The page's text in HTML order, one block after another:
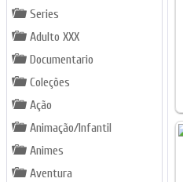
Series
Adulto XXX
Documentario
Coleções
Ação
Animação/Infantil
Animes
Aventura